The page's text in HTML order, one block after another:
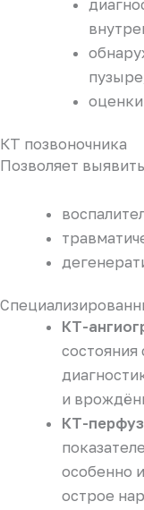
КТ позвоночника
Позволяет
КТ-
состояния
и
КТ-
особенно
острое